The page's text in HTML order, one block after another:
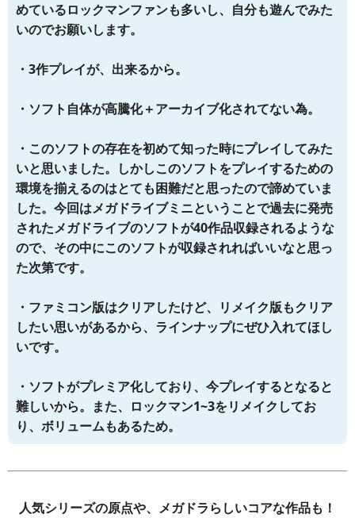
めているロックマンファンも多いし、自分も遊んでみた
いのでお願いします。
・3作プレイが、出来るから。
・ソフト自体が高騰化＋アーカイブ化されてない為。
・このソフトの存在を初めて知った時にプレイしてみた
いと思いました。しかしこのソフトをプレイするための
環境を揃えるのはとても困難だと思ったので諦めていま
した。今回はメガドライブミニということで過去に発売
されたメガドライブのソフトが40作品収録されるような
ので、その中にこのソフトが収録されればいいなと思っ
た次第です。
・ファミコン版はクリアしたけど、リメイク版もクリア
したい思いがあるから、ラインナップにぜひ入れてほし
いです。
・ソフトがプレミア化しており、今プレイするとなると
難しいから。また、ロックマン1~3をリメイクしてお
り、ボリュームもあるため。
人気シリーズの原点や、メガドラらしいコアな作品も！